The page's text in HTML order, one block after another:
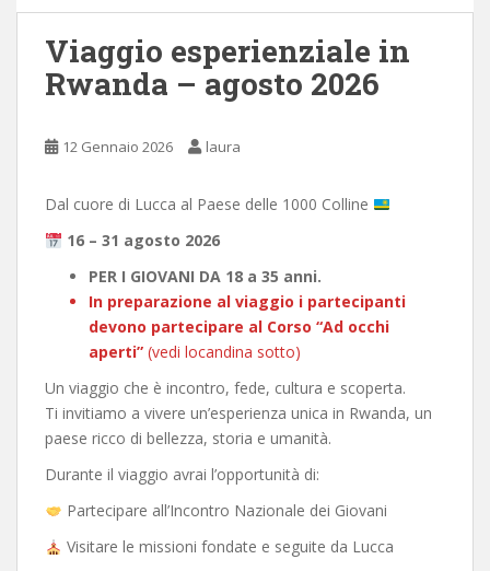
Viaggio esperienziale in
Rwanda – agosto 2026
12 Gennaio 2026 laura
Dal cuore di Lucca al Paese delle 1000 Colline
16 – 31 agosto 2026
PER I GIOVANI DA 18 a 35 anni.
In preparazione al viaggio i partecipanti
devono partecipare al Corso “Ad occhi
aperti” (vedi locandina sotto)
Un viaggio che è incontro, fede, cultura e scoperta.
Ti invitiamo a vivere un’esperienza unica in Rwanda, un
paese ricco di bellezza, storia e umanità.
Durante il viaggio avrai l’opportunità di:
Partecipare all’Incontro Nazionale dei Giovani
Visitare le missioni fondate e seguite da Lucca